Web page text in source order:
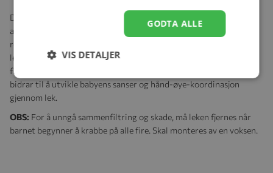
Det er så mye å se, føle og høre! Dette kløverformede
aktivitetsteppet gjør hver dag til et nytt eventyr for den lille. Det
rosa teppet har to store buer i myk fløyel, hvor fem forskjellige
leker i Lucky Blossom-tema henger ned – inkludert Miffy, to
firkløvere og to blomster. Figurene inviterer til utforsking og
bidrar til å utvikle babyens sanser og hånd-øye-koordinasjon
gjennom lek.
OBS: For å unngå sammenfiltring og skade, må leken fjernes når
barnet begynner å krabbe på alle fire. Skal monteres av en voksen.
GODTA ALLE
VIS DETALJER